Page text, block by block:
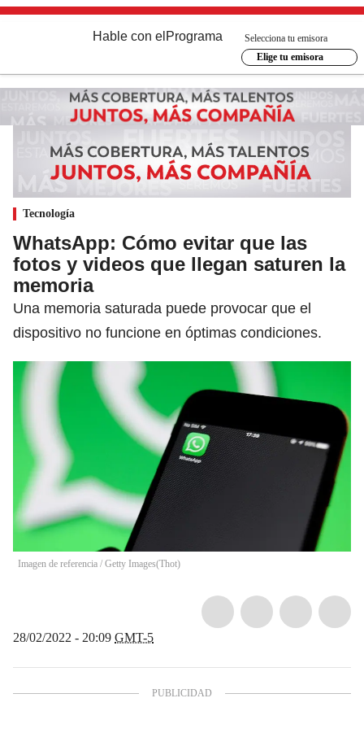
Hable con el Programa
Selecciona tu emisora
Elige tu emisora
Tecnología
WhatsApp: Cómo evitar que las
fotos y videos que llegan saturen la
memoria
Una memoria saturada puede provocar que el
dispositivo no funcione en óptimas condiciones.
Imagen de referencia / Getty Images(Thot)
28/02/2022 - 20:09 GMT-5